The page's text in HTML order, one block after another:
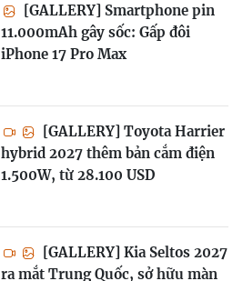
[GALLERY] Smartphone pin
11.000mAh gây sốc: Gấp đôi
iPhone 17 Pro Max
[GALLERY] Toyota Harrier
hybrid 2027 thêm bản cắm điện
1.500W, từ 28.100 USD
[GALLERY] Kia Seltos 2027
ra mắt Trung Quốc, sở hữu màn